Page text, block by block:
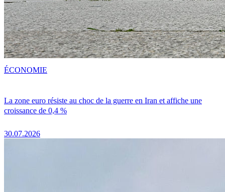
La zone euro résiste au choc de la guerre en Iran et affiche une
croissance de 0,4 %
30.07.2026
ÉCONOMIE